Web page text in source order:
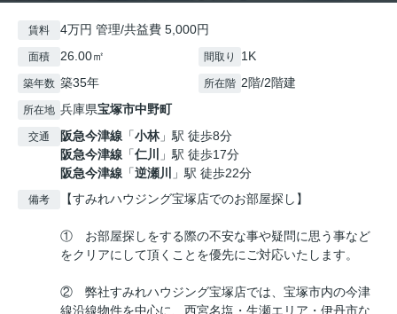
賃料 4万円 管理/共益費 5,000円
面積 26.00㎡ 間取り 1K
築年数 築35年 所在階 2階/2階建
所在地 兵庫県宝塚市中野町
交通 阪急今津線 「小林」駅 徒歩8分
阪急今津線 「仁川
」駅 徒歩17分
阪急今津線 「逆瀬川 」駅 徒歩22分
備考 【すみれハウジング宝塚店でのお部屋探し】
① お部屋探しをする際の不安な事や疑問に思う事など
をクリアにして頂くことを優先にご対応いたします。
② 弊社すみれハウジング宝塚店では、宝塚市内の今津
線沿線物件を中心に、西宮名塩・生瀬エリア・伊丹市な